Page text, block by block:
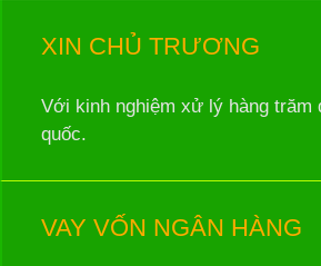
XIN CHỦ TRƯƠNG
Với kinh nghiệm xử lý hàng trăm
quốc.
VAY VỐN NGÂN HÀNG